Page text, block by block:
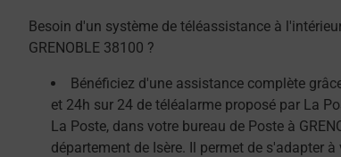
Besoin d'un système de téléassistance à
GRENOBLE 38100 ?
Bénéficiez d'une assistance complète
et 24h sur 24 de téléalarme proposé par La
La Poste, dans votre bureau de Poste à
département de Isère. Il permet de s'adapter